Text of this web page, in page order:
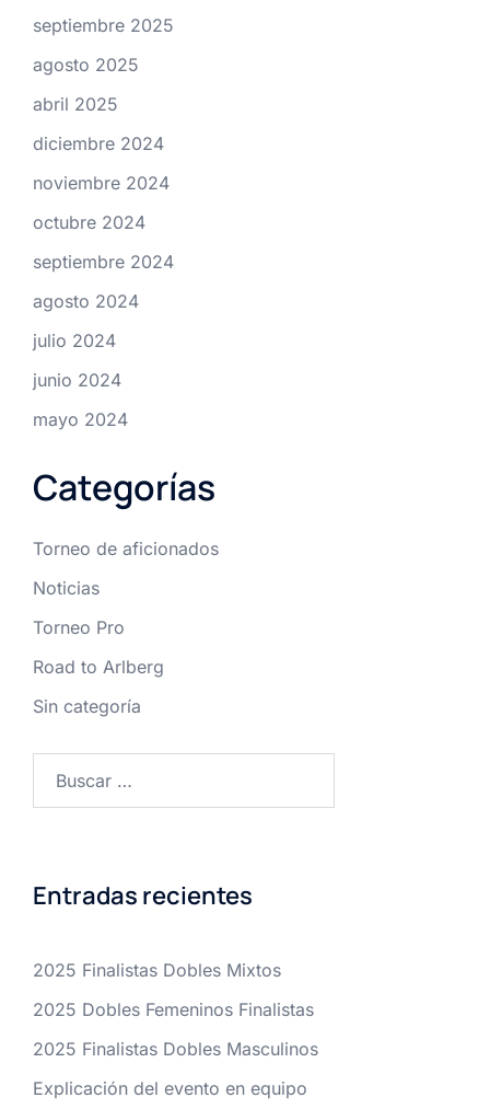
septiembre 2025
agosto 2025
abril 2025
diciembre 2024
noviembre 2024
octubre 2024
septiembre 2024
agosto 2024
julio 2024
junio 2024
mayo 2024
Categorías
Torneo de aficionados
Noticias
Torneo Pro
Road to Arlberg
Sin categoría
Entradas recientes
2025 Finalistas Dobles Mixtos
2025 Dobles Femeninos Finalistas
2025 Finalistas Dobles Masculinos
Explicación del evento en equipo